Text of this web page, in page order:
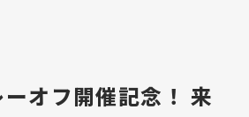
オフ開催記念！ 来